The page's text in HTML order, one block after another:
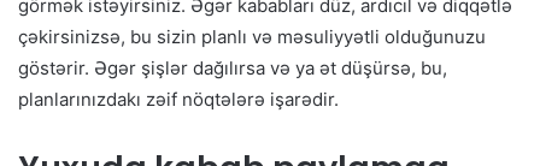
görmək istəyirsiniz. Əgər kababları düz, ardıcıl və diqqətlə
çəkirsinizsə, bu sizin planlı və məsuliyyətli olduğunuzu
göstərir. Əgər şişlər dağılırsa və ya ət düşürsə, bu,
planlarınızdakı zəif nöqtələrə işarədir.